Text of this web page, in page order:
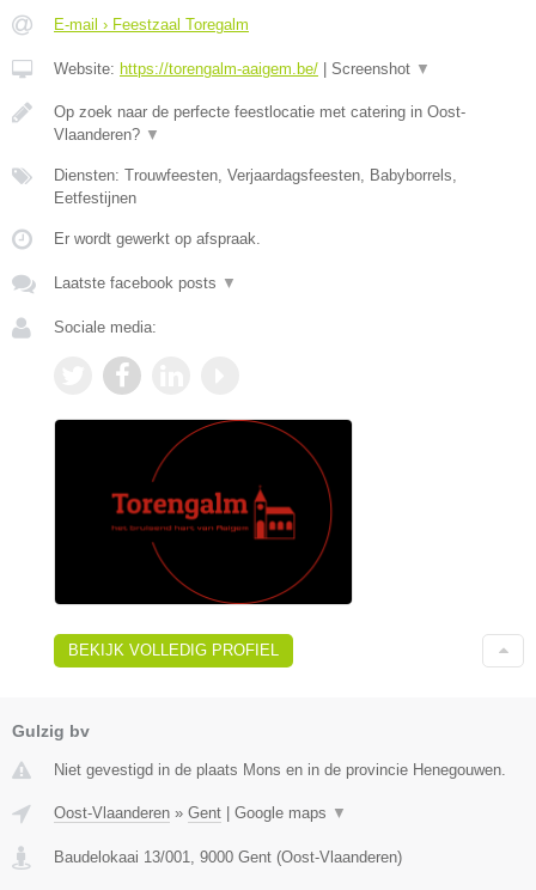
E-mail › Feestzaal Toregalm
Website: https://torengalm-aaigem.be/ Screenshot ▼
Op zoek naar de perfecte feestlocatie met catering in Oost-
Vlaanderen? ▼
Diensten: Trouwfeesten, Verjaardagsfeesten, Babyborrels,
Eetfestijnen
Er wordt gewerkt op afspraak.
Laatste facebook posts ▼
Sociale media:
BEKIJK VOLLEDIG PROFIEL
Gulzig bv
Niet gevestigd in de plaats Mons en in de provincie Henegouwen.
Oost-Vlaanderen » Gent Google maps ▼
Baudelokaai 13/001 9000 Gent (Oost-Vlaanderen)